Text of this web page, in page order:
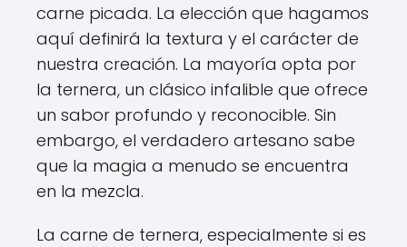
carne picada. La elección que hagamos
aquí definirá la textura y el carácter de
nuestra creación. La mayoría opta por
la ternera, un clásico infalible que ofrece
un sabor profundo y reconocible. Sin
embargo, el verdadero artesano sabe
que la magia a menudo se encuentra
en la mezcla.
La carne de ternera, especialmente si es